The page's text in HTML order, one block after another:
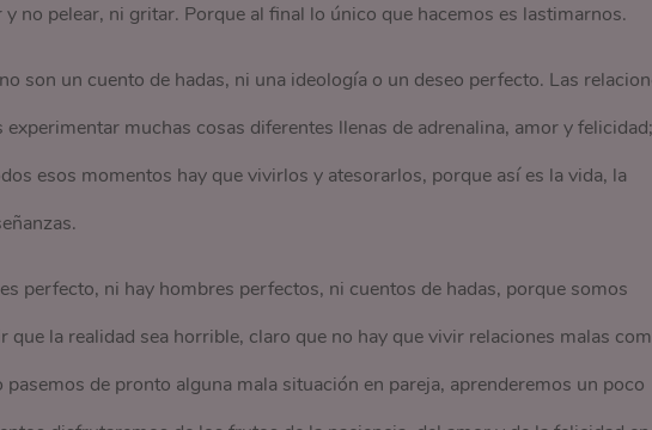
no pelear, ni gritar. Porque al final lo único que hacemos es lastimarnos.
son un cuento de hadas, ni una ideología o un deseo perfecto. Las
muchas cosas diferentes llenas de adrenalina, amor y felicidad;
esos momentos hay que vivirlos y atesorarlos, porque así es la vida, la
perfecto, ni hay hombres perfectos, ni cuentos de hadas, porque somos
que la realidad sea horrible, claro que no hay que vivir relaciones malas
de pronto alguna mala situación en pareja, aprenderemos un poco